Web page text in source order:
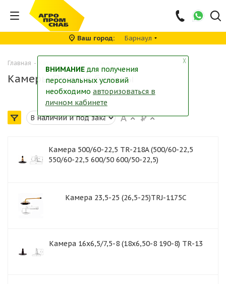
Ваш город Барнаул
Главная -
Камеры Прочие бренды
Камера 500/60-22,5 TR-218A (500/60-22,5
550/60-22,5 600/50 600/50-22,5)
Камера 23,5-25 (26,5-25)TRJ-1175C
Камера 16x6,5/7,5-8 (18x6,50-8 190-8) TR-13
╳
ВНИМАНИЕ для получения
персональных условий
необходимо авторизоваться в
личном кабинете